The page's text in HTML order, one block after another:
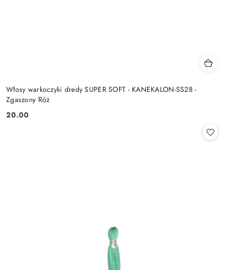
Włosy warkoczyki dredy SUPER SOFT - KANEKALON-SS28 -
Zgaszony Róż
Cena:
20.00